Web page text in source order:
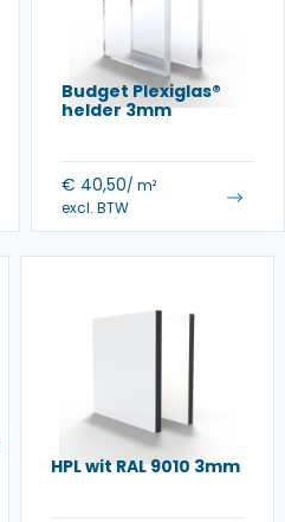
Budget Plexiglas®
helder 3mm
€ 40,50/ m²
excl. BTW
HPL wit RAL 9010 3mm